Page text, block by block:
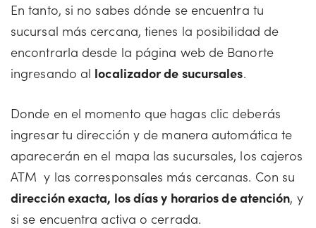
En tanto, si no sabes dónde se encuentra tu
sucursal más cercana, tienes la posibilidad de
encontrarla desde la página web de Banorte
ingresando al localizador de sucursales.
Donde en el momento que hagas clic deberás
ingresar tu dirección y de manera automática te
aparecerán en el mapa las sucursales, los cajeros
ATM y las corresponsales más cercanas. Con su
dirección exacta, los días y horarios de atención, y
si se encuentra activa o cerrada.